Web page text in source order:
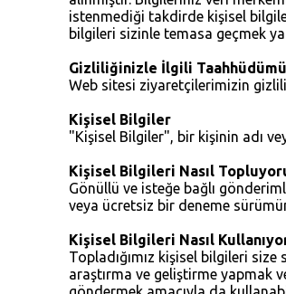
istenmediği takdirde kişisel
bilgileri sizinle temasa geçmek
Gizliliğinizle İlgili
Web sitesi ziyaretçilerimizin
Kişisel Bilgiler
"Kişisel Bilgiler", bir kişinin adı
Kişisel Bilgileri Nasıl
Gönüllü ve isteğe bağlı
veya ücretsiz bir deneme
Kişisel Bilgileri Nasıl
Topladığımız kişisel bilgileri
araştırma ve geliştirme yapmak